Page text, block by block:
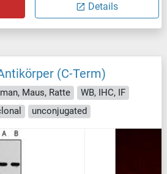
Details
(C-Term)
Maus, Ratte
WB, IHC, IF
unconjugated